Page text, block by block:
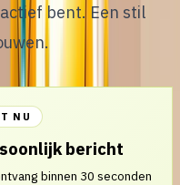
bent. Een stil
NU
bericht
binnen 30 seconden